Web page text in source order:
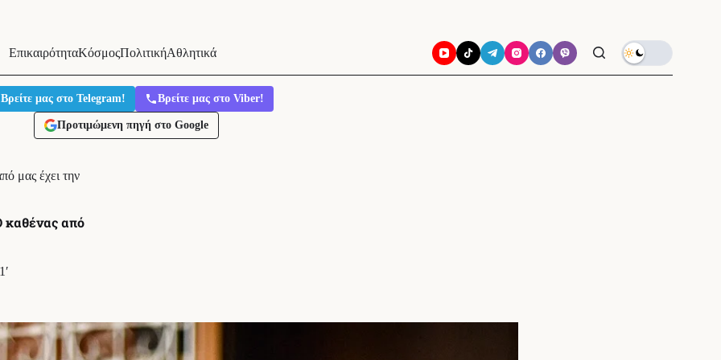
ΕπικαιρότηταΚόσμοςΠολιτικήΑθλητικά
Βρείτε μας στο Telegram! Βρείτε μας στο Viber!
Προτιμώμενη πηγή στο Google
μας έχει την
καθένας από
1′